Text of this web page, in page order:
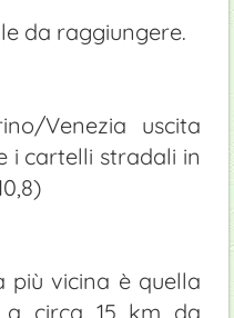
da raggiungere.
Venezia uscita
i cartelli stradali in
più vicina è quella
circa 15 km da